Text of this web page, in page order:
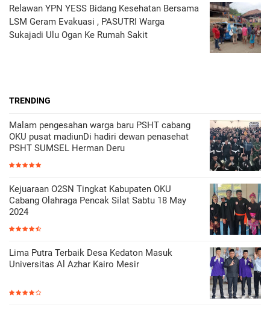
Relawan YPN YESS Bidang Kesehatan Bersama
LSM Geram Evakuasi , PASUTRI Warga
Sukajadi Ulu Ogan Ke Rumah Sakit
TRENDING
Malam pengesahan warga baru PSHT cabang
OKU pusat madiunDi hadiri dewan penasehat
PSHT SUMSEL Herman Deru
Kejuaraan O2SN Tingkat Kabupaten OKU
Cabang Olahraga Pencak Silat Sabtu 18 May
2024
Lima Putra Terbaik Desa Kedaton Masuk
Universitas Al Azhar Kairo Mesir